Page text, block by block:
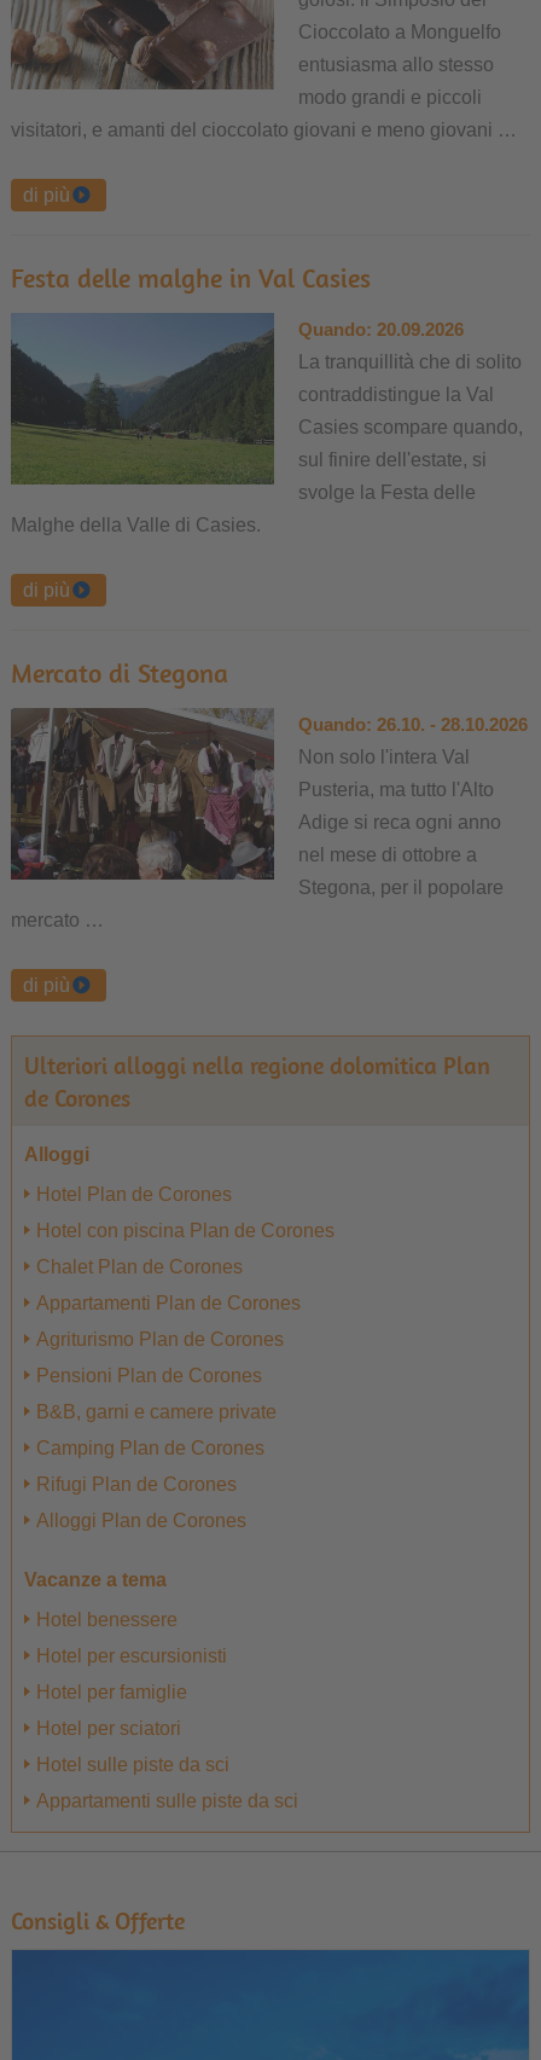
Cioccolato a Monguelfo
entusiasma allo stesso
modo grandi e piccoli
visitatori, e amanti del cioccolato giovani e meno giovani …
di più
Festa delle malghe in Val Casies
Quando: 20.09.2026
La tranquillità che di solito
contraddistingue la Val
Casies scompare quando,
sul finire dell'estate, si
svolge la Festa delle
Malghe della Valle di Casies.
di più
Mercato di Stegona
Quando: 26.10. - 28.10.2026
Non solo l'intera Val
Pusteria, ma tutto l'Alto
Adige si reca ogni anno
nel mese di ottobre a
Stegona, per il popolare
mercato …
di più
Ulteriori alloggi nella regione dolomitica Plan
de Corones
Alloggi
Hotel Plan de Corones
Hotel con piscina Plan de Corones
Chalet Plan de Corones
Appartamenti Plan de Corones
Agriturismo Plan de Corones
Pensioni Plan de Corones
B&B, garni e camere private
Camping Plan de Corones
Rifugi Plan de Corones
Alloggi Plan de Corones
Vacanze a tema
Hotel benessere
Hotel per escursionisti
Hotel per famiglie
Hotel per sciatori
Hotel sulle piste da sci
Appartamenti sulle piste da sci
Consigli & Offerte